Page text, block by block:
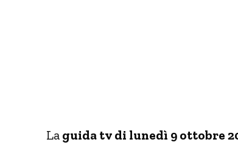
La guida tv di lunedì 9 ottobre